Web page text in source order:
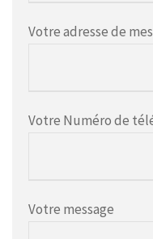
Votre adresse de
Votre Numéro de
Votre message